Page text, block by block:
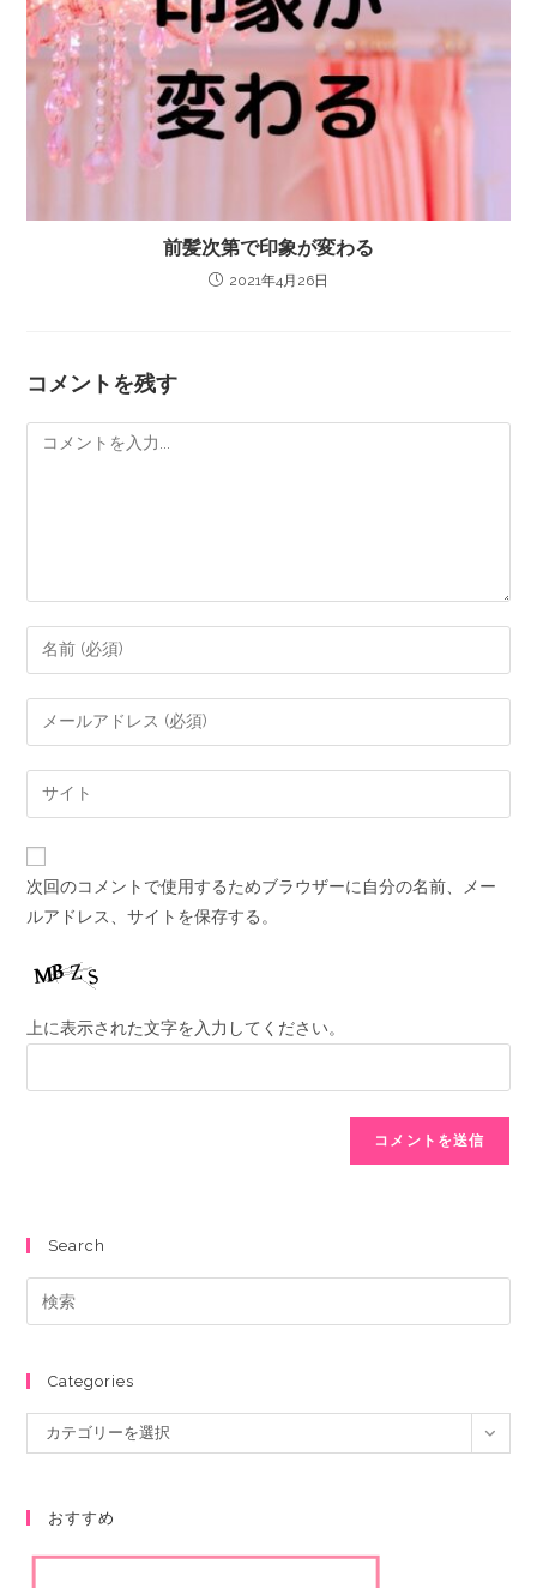
前髪次第で印象が変わる
2021年4月26日
コメントを残す
次回のコメントで使用するためブラウザーに自分の名前、メー
ルアドレス、サイトを保存する。
上に表示された文字を入力してください。
Search
Categories
カテゴリーを選択
おすすめ